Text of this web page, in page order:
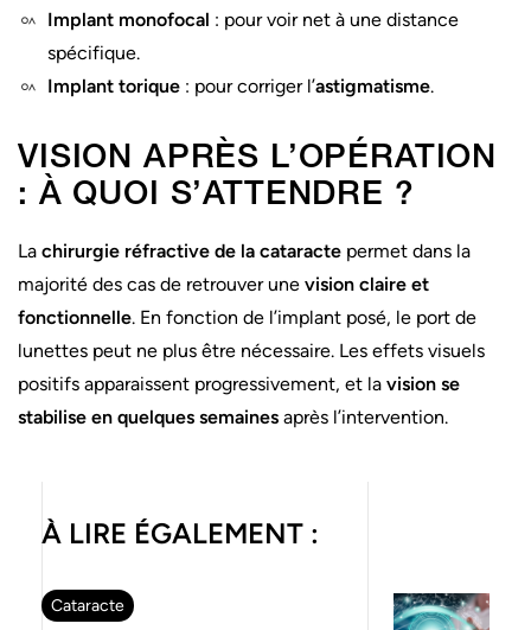
Implant monofocal : pour voir net à une distance
spécifique.
Implant torique : pour corriger l’astigmatisme.
VISION APRÈS L’OPÉRATION
: À QUOI S’ATTENDRE ?
La chirurgie réfractive de la cataracte permet dans la
majorité des cas de retrouver une vision claire et
fonctionnelle. En fonction de l’implant posé, le port de
lunettes peut ne plus être nécessaire. Les effets visuels
positifs apparaissent progressivement, et la vision se
stabilise en quelques semaines après l’intervention.
À LIRE ÉGALEMENT :
Cataracte